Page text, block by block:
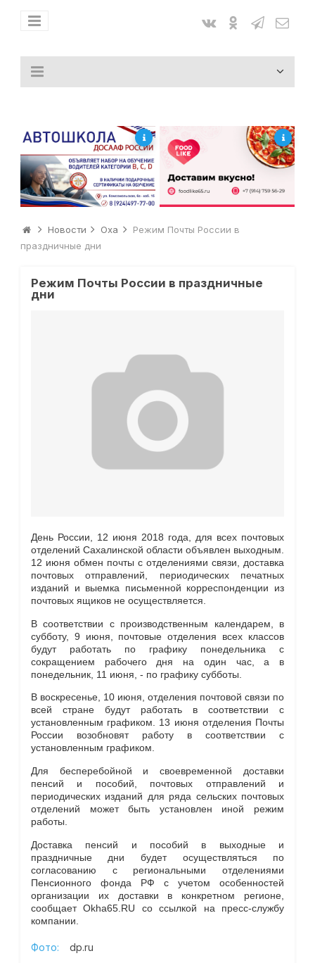
Новости Оха
Режим Почты России в
праздничные дни
Режим Почты России в праздничные
дни
День России, 12 июня 2018 года, для всех почтовых
отделений Сахалинской области объявлен выходным.
12 июня обмен почты с отделениями связи, доставка
почтовых отправлений, периодических печатных
изданий и выемка письменной корреспонденции из
почтовых ящиков не осуществляется.
В соответствии с производственным календарем, в
субботу, 9 июня, почтовые отделения всех классов
будут работать по графику понедельника с
сокращением рабочего дня на один час, а в
понедельник, 11 июня, - по графику субботы.
В воскресенье, 10 июня, отделения почтовой связи по
всей стране будут работать в соответствии с
установленным графиком. 13 июня отделения Почты
России возобновят работу в соответствии с
установленным графиком.
Для бесперебойной и своевременной доставки
пенсий и пособий, почтовых отправлений и
периодических изданий для ряда сельских почтовых
отделений может быть установлен иной режим
работы.
Доставка пенсий и пособий в выходные и
праздничные дни будет осуществляться по
согласованию с региональными отделениями
Пенсионного фонда РФ с учетом особенностей
организации их доставки в конкретном регионе,
сообщает Okha65.RU со ссылкой на пресс-службу
компании.
Фото: dp.ru